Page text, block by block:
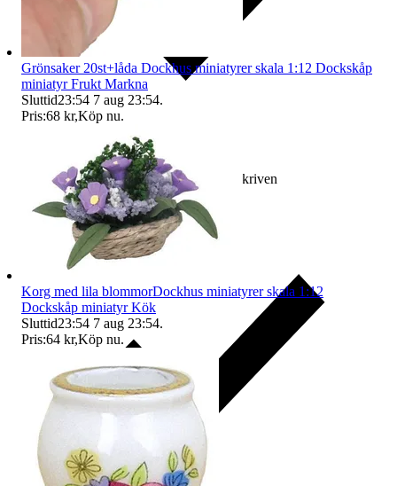
Ersättning om varan inte är som beskriven
Grönsaker 20st+låda Dockhus miniatyrer skala 1:12 Dockskåp
miniatyr Frukt Markna
Sluttid23:54 7 aug 23:54.
Pris:68 kr,Köp nu.
Korg med lila blommorDockhus miniatyrer skala 1:12
Dockskåp miniatyr Kök
Sluttid23:54 7 aug 23:54.
Pris:64 kr,Köp nu.